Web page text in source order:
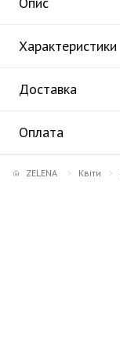
Характеристики
Доставка
Оплата
ZELENA Квіти